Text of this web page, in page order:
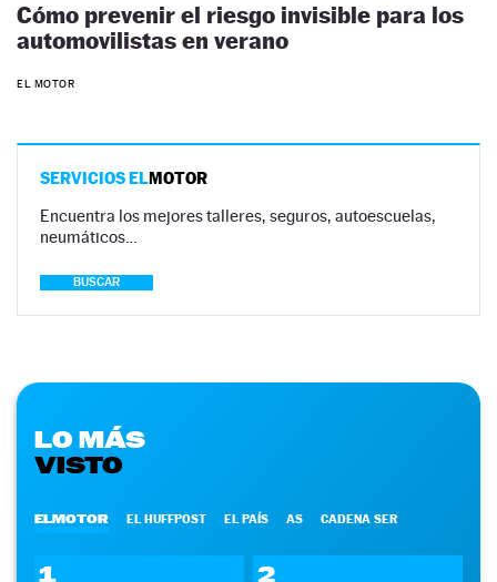
Cómo prevenir el riesgo invisible para los
automovilistas en verano
EL MOTOR
SERVICIOS ELMOTOR
Encuentra los mejores talleres, seguros, autoescuelas,
neumáticos…
BUSCAR
LO MÁS
VISTO
ELMOTOR EL HUFFPOST EL PAÍS AS CADENA SER
1 2